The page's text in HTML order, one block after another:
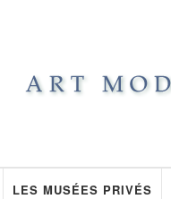
LES MUSÉES PRIVÉS